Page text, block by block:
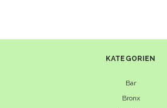
KATEGORIEN
Bar
Bronx